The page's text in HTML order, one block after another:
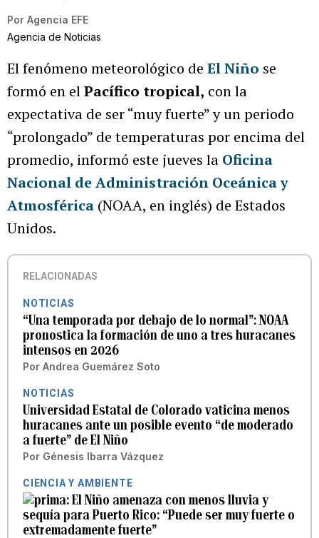
Por Agencia EFE
Agencia de Noticias
El fenómeno meteorológico de El Niño se
formó en elPacífico tropical, con la
expectativa de ser “muy fuerte” y un periodo
“prolongado” de temperaturas por encima del
promedio, informó este jueves la Oficina
Nacional de Administración Oceánica y
Atmosférica (NOAA, en inglés) de Estados
Unidos.
RELACIONADAS
NOTICIAS
“Una temporada por debajo de lo normal”: NOAA
pronostica la formación de uno a tres huracanes
intensos en 2026
Por Andrea Guemárez Soto
NOTICIAS
Universidad Estatal de Colorado vaticina menos
huracanes ante un posible evento “de moderado
a fuerte” de El Niño
Por Génesis Ibarra Vázquez
CIENCIA Y AMBIENTE
El Niño amenaza con menos lluvia y
sequía para Puerto Rico: “Puede ser muy fuerte o
extremadamente fuerte”